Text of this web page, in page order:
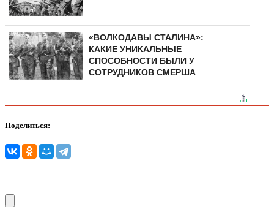
«ВОЛКОДАВЫ СТАЛИНА»:
КАКИЕ УНИКАЛЬНЫЕ
СПОСОБНОСТИ БЫЛИ У
СОТРУДНИКОВ СМЕРША
Поделиться: